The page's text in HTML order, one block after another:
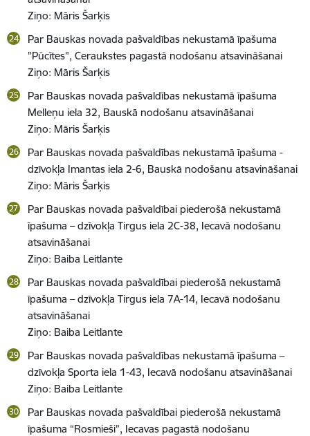
Ziņo: Māris Šarķis
Par Bauskas novada pašvaldības nekustamā īpašuma
"Pūcītes", Ceraukstes pagastā nodošanu atsavināšanai
Ziņo: Māris Šarķis
Par Bauskas novada pašvaldības nekustamā īpašuma
Melleņu iela 32, Bauskā nodošanu atsavināšanai
Ziņo: Māris Šarķis
Par Bauskas novada pašvaldības nekustamā īpašuma -
dzīvokļa Imantas iela 2-6, Bauskā nodošanu atsavināšanai
Ziņo: Māris Šarķis
Par Bauskas novada pašvaldībai piederošā nekustamā
īpašuma – dzīvokļa Tirgus iela 2C-38, Iecavā nodošanu
atsavināšanai
Ziņo: Baiba Leitlante
Par Bauskas novada pašvaldībai piederošā nekustamā
īpašuma – dzīvokļa Tirgus iela 7A-14, Iecavā nodošanu
atsavināšanai
Ziņo: Baiba Leitlante
Par Bauskas novada pašvaldības nekustamā īpašuma –
dzīvokļa Sporta iela 1-43, Iecavā nodošanu atsavināšanai
Ziņo: Baiba Leitlante
Par Bauskas novada pašvaldībai piederošā nekustamā
īpašuma “Rosmieši”, Iecavas pagastā nodošanu